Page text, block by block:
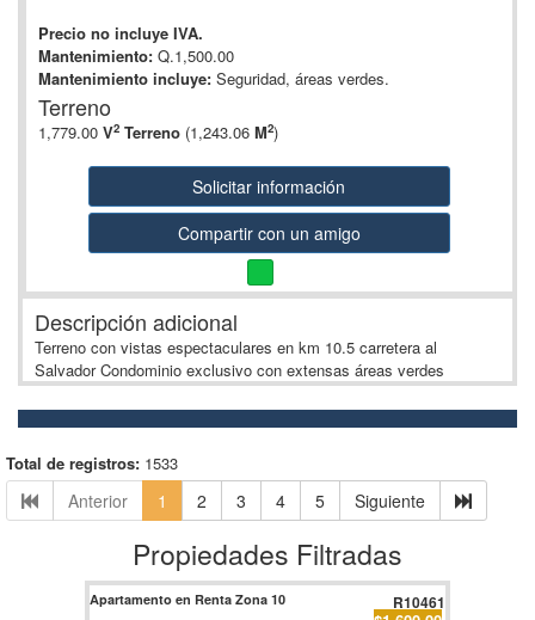
Precio no incluye IVA.
Mantenimiento: Q.1,500.00
Mantenimiento incluye: Seguridad, áreas verdes.
Terreno
1,779.00 V2 Terreno (1,243.06 M2)
Solicitar información
Compartir con un amigo
Descripción adicional
Terreno con vistas espectaculares en km 10.5 carretera al
Salvador Condominio exclusivo con extensas áreas verdes
Total de registros: 1533
Anterior 1 2 3 4 5 Siguiente
Propiedades Filtradas
Apartamento en Renta Zona 10 R10461